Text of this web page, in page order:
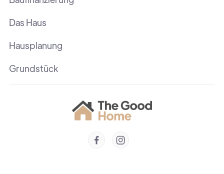
 
Das Haus
Hausplanung
Grundstück